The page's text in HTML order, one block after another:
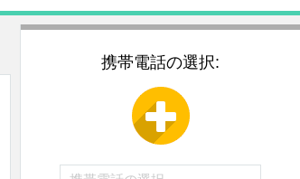
携帯電話の選択: